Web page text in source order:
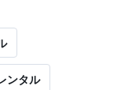
ンタル